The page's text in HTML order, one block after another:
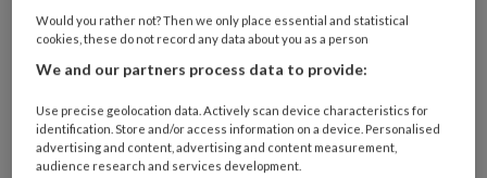
Ontvang iedere zondag het
Management Kinderopvang
Weekoverzicht
Ja, ik geef toestemming voor e-mails
van KinderopvangTotaal en
Would you rather not? Then we only place essential and statistical
cookies, these do not record any data about you as a person
We and our partners process data to provide:
Use precise geolocation data. Actively scan device characteristics for
identification. Store and/or access information on a device. Personalised
advertising and content, advertising and content measurement,
audience research and services development.